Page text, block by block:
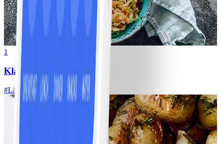
1
Klassisk vitkålssallad
#Lätt 20 MIN